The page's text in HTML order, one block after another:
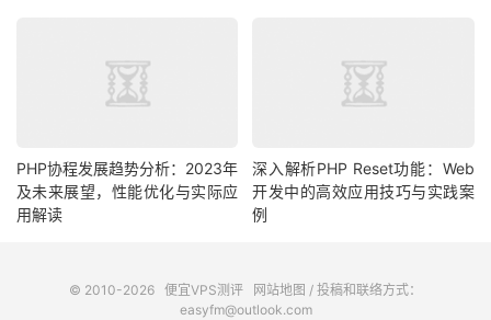
PHP协程发展趋势分析：2023年
及未来展望，性能优化与实际应
用解读
深入解析PHP Reset功能：Web
开发中的高效应用技巧与实践案
例
© 2010-2026 便宜VPS测评 网站地图 / 投稿和联络方式：
easyfm@outlook.com